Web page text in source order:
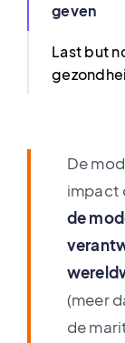
geven
Last but
De
impact
de
(meer
de